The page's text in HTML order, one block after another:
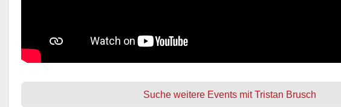
Suche weitere Events mit Tristan Brusch